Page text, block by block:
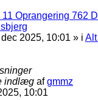
Oprangering 762
dec 2025, 10:01 » i
indlæg afgmmz
10:01